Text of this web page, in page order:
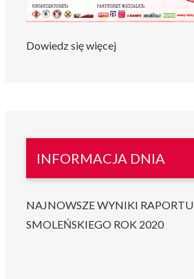
Dowiedz się więcej
INFORMACJA DNIA
NAJNOWSZE WYNIKI RAPORTU
SMOLEŃSKIEGO ROK 2020